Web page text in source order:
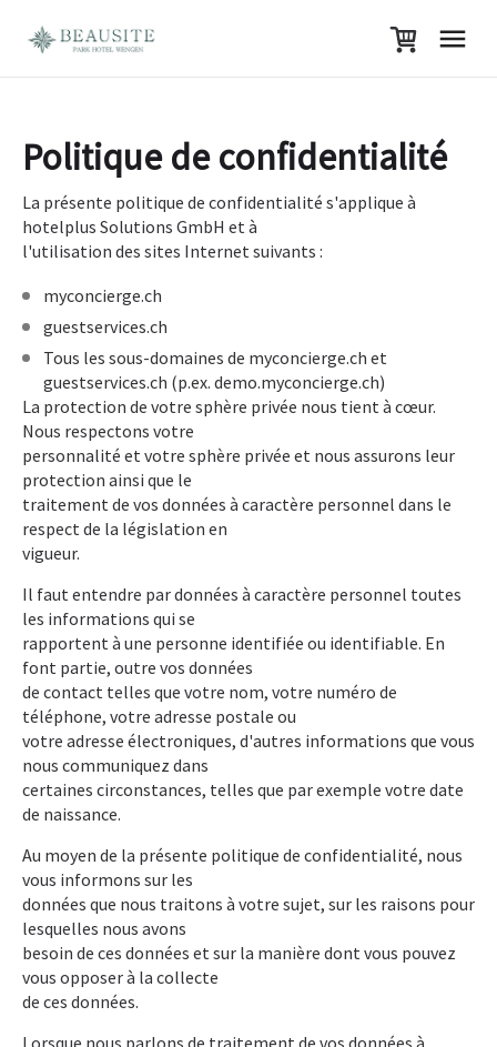
Politique de confidentialité
La présente politique de confidentialité s'applique à
hotelplus Solutions GmbH et à
l'utilisation des sites Internet suivants :
myconcierge.ch
guestservices.ch
Tous les sous-domaines de myconcierge.ch et
guestservices.ch (p.ex. demo.myconcierge.ch)
La protection de votre sphère privée nous tient à cœur.
Nous respectons votre
personnalité et votre sphère privée et nous assurons leur
protection ainsi que le
traitement de vos données à caractère personnel dans le
respect de la législation en
vigueur.
Il faut entendre par données à caractère personnel toutes
les informations qui se
rapportent à une personne identifiée ou identifiable. En
font partie, outre vos données
de contact telles que votre nom, votre numéro de
téléphone, votre adresse postale ou
votre adresse électroniques, d'autres informations que vous
nous communiquez dans
certaines circonstances, telles que par exemple votre date
de naissance.
Au moyen de la présente politique de confidentialité, nous
vous informons sur les
données que nous traitons à votre sujet, sur les raisons pour
lesquelles nous avons
besoin de ces données et sur la manière dont vous pouvez
vous opposer à la collecte
de ces données.